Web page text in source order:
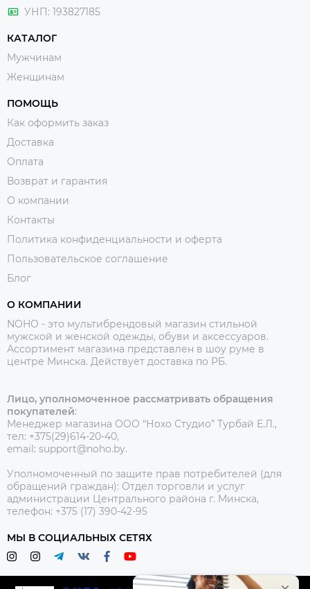
УНП: 193827185
КАТАЛОГ
Мужчинам
Женщинам
ПОМОЩЬ
Как оформить заказ
Доставка
Оплата
Возврат и гарантия
О компании
Контакты
Политика конфиденциальности и оферта
Пользовательское соглашение
Блог
О КОМПАНИИ
NOHO - это мультибрендовый магазин стильной
мужской и женской одежды, обуви и аксессуаров.
Ассортимент магазина представлен в шоу руме в
центре Минска. Действует доставка по РБ.
Лицо, уполномоченное рассматривать обращения
покупателей:
Менеджер магазина ООО “Нохо Студио” Турбай Е.Л.,
тел: +375(29)614-20-40,
email: support@noho.by.
Уполномоченный по защите прав потребителей (для
обращений граждан): Отдел торговли и услуг
администрации Центрального района г. Минска,
телефон: +375 (17) 390-42-95
МЫ В СОЦИАЛЬНЫХ СЕТЯХ